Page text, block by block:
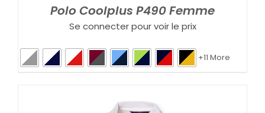
Polo Coolplus P490 Femme
Se connecter pour voir le prix
+11 More